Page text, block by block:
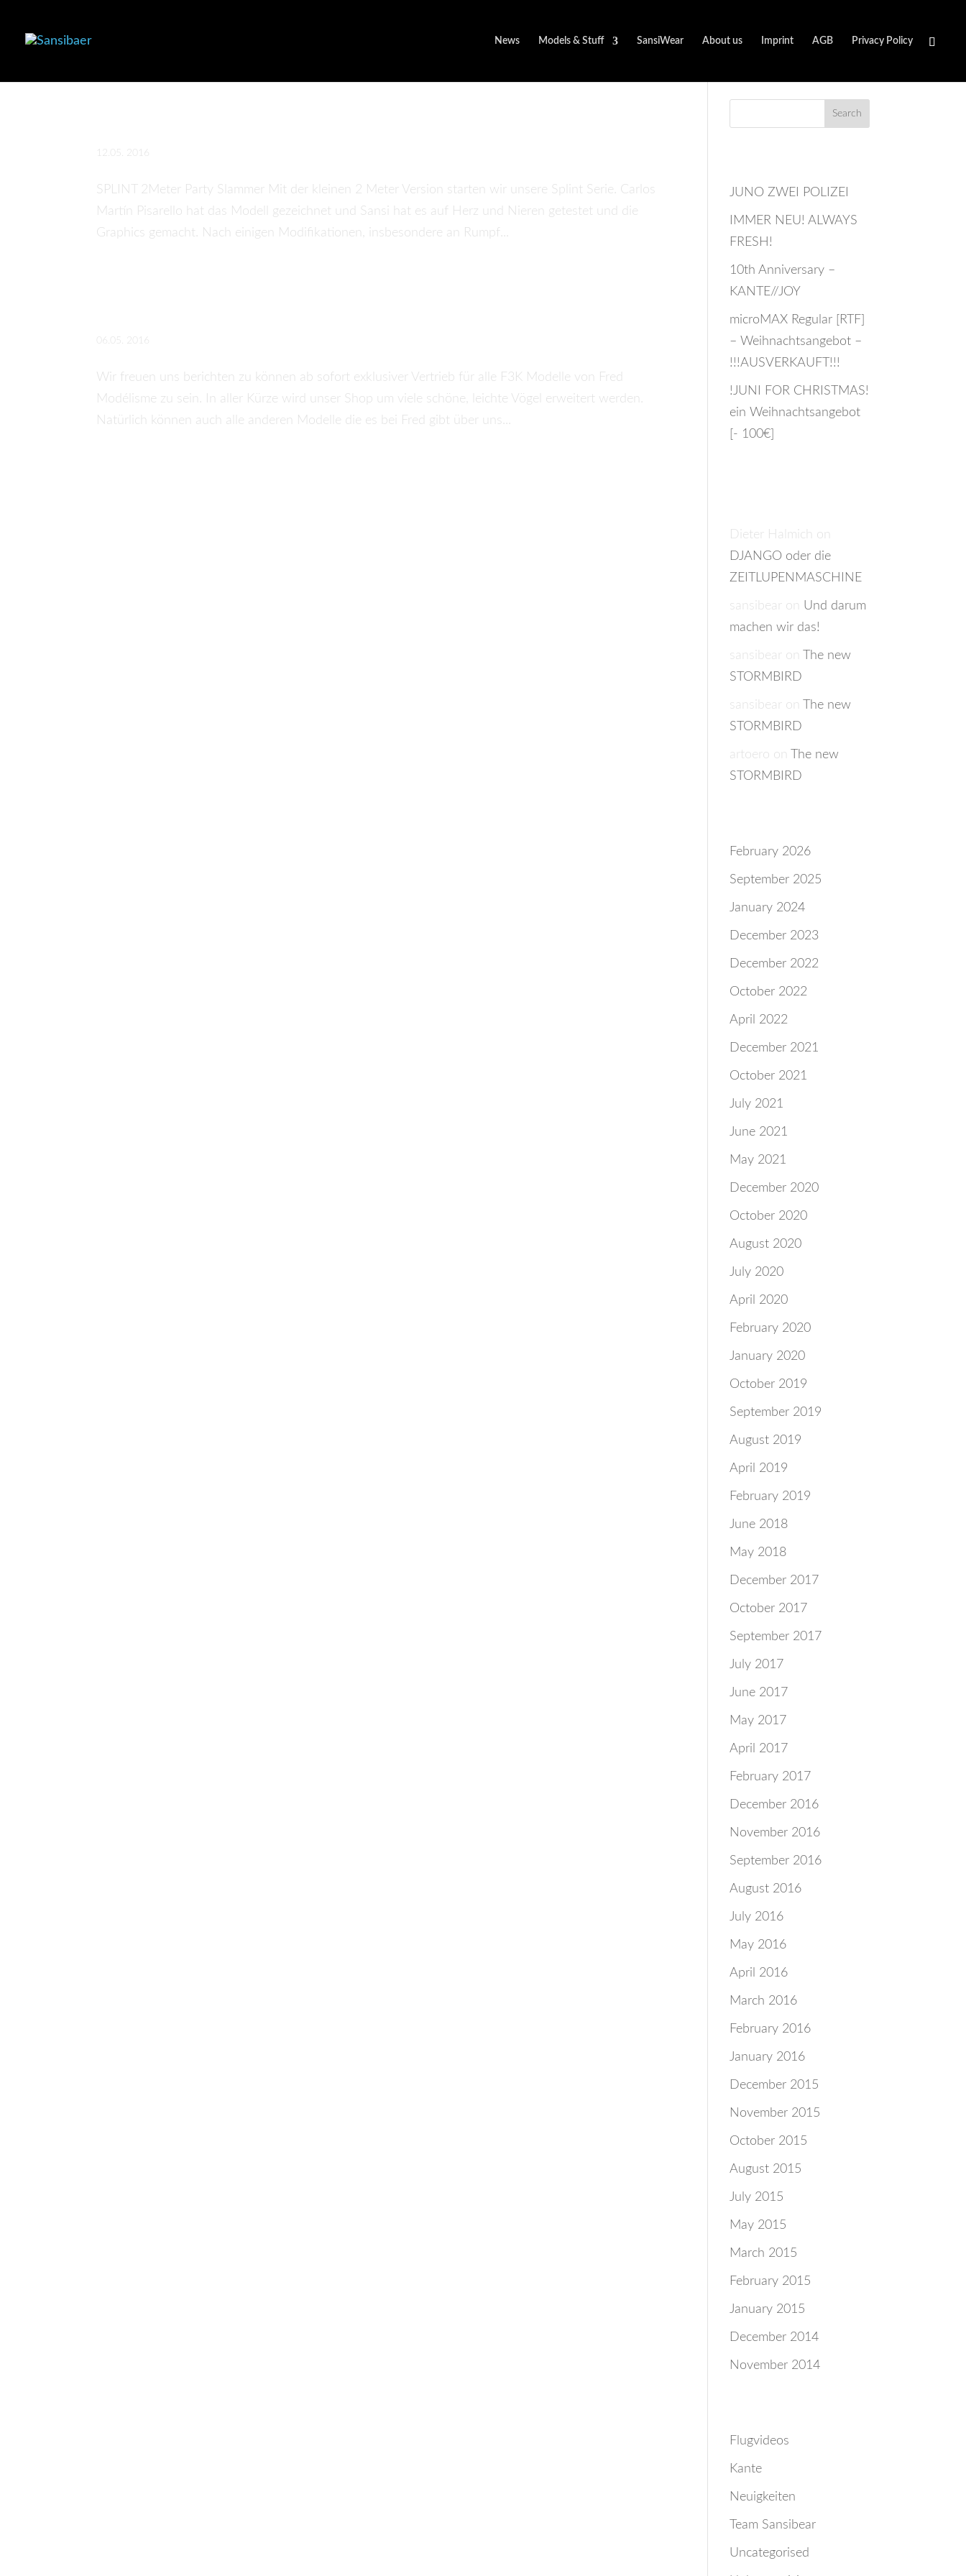
News Models & Stuff SansiWear About us Imprint AGB Privacy Policy
12.05. 2016
SPLINT 2Meter Party Slammer Mit der kleinen 2 Meter Version starten wir unsere Splint Serie. Carlos
Martín Pisarello​ hat das Modell gezeichnet und Sansi hat es auf Herz und Nieren getestet und die
Graphics gemacht. Nach einigen Modifikationen, insbesondere an Rumpf...
06.05. 2016
Wir freuen uns berichten zu können ab sofort exklusiver Vertrieb für alle F3K Modelle von Fred
Modélisme zu sein. In aller Kürze wird unser Shop um viele schöne, leichte Vögel erweitert werden.
Natürlich können auch alle anderen Modelle die es bei Fred gibt über uns...
JUNO ZWEI POLIZEI
IMMER NEU! ALWAYS
FRESH!
10th Anniversary –
KANTE//JOY
microMAX Regular [RTF]
– Weihnachtsangebot –
!!!AUSVERKAUFT!!!
!JUNI FOR CHRISTMAS!
ein Weihnachtsangebot
[- 100€]
Dieter Halmich on
DJANGO oder die
ZEITLUPENMASCHINE
sansibear on Und darum
machen wir das!
sansibear on
The new
STORMBIRD
sansibear on
The new
STORMBIRD
artoero on
The new
STORMBIRD
February 2026
September 2025
January 2024
December 2023
December 2022
October 2022
April 2022
December 2021
October 2021
July 2021
June 2021
May 2021
December 2020
October 2020
August 2020
July 2020
April 2020
February 2020
January 2020
October 2019
September 2019
August 2019
April 2019
February 2019
June 2018
May 2018
December 2017
October 2017
September 2017
July 2017
June 2017
May 2017
April 2017
February 2017
December 2016
November 2016
September 2016
August 2016
July 2016
May 2016
April 2016
March 2016
February 2016
January 2016
December 2015
November 2015
October 2015
August 2015
July 2015
May 2015
March 2015
February 2015
January 2015
December 2014
November 2014
Flugvideos
Kante
Neuigkeiten
Team Sansibear
Uncategorised